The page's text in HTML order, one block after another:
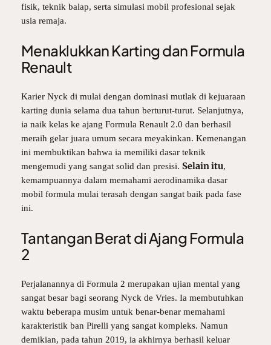
fisik, teknik balap, serta simulasi mobil profesional sejak
usia remaja.
Menaklukkan Karting dan Formula
Renault
Karier Nyck di mulai dengan dominasi mutlak di kejuaraan
karting dunia selama dua tahun berturut-turut. Selanjutnya,
ia naik kelas ke ajang Formula Renault 2.0 dan berhasil
meraih gelar juara umum secara meyakinkan. Kemenangan
ini membuktikan bahwa ia memiliki dasar teknik
mengemudi yang sangat solid dan presisi. Selain itu,
kemampuannya dalam memahami aerodinamika dasar
mobil formula mulai terasah dengan sangat baik pada fase
ini.
Tantangan Berat di Ajang Formula
2
Perjalanannya di Formula 2 merupakan ujian mental yang
sangat besar bagi seorang Nyck de Vries. Ia membutuhkan
waktu beberapa musim untuk benar-benar memahami
karakteristik ban Pirelli yang sangat kompleks. Namun
demikian, pada tahun 2019, ia akhirnya berhasil keluar